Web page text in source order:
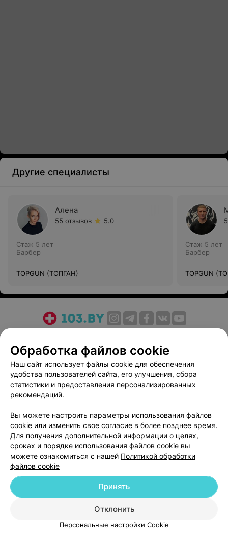
Другие специалисты
Алена
55 отзывов 5.0
Стаж 5 лет
Барбер
TOPGUN (ТОПГАН)
Стаж 5 лет
Барбер
TOPGUN
Медицинский маркетинг
Публичный договор
Пользовательское соглашение
Способы оплаты
Вакансии
Партнеры
Написать руководителю 103.by
Персональные настройки cookie
Обработка персональных данных
Обработка файлов cookie
Наш сайт использует файлы cookie для обеспечения
удобства пользователей сайта, его улучшения, сбора
статистики и предоставления персонализированных
рекомендаций.
Вы можете настроить параметры использования файлов
cookie или изменить свое согласие в более позднее время.
Для получения дополнительной информации о целях,
сроках и порядке использования файлов cookie вы
можете ознакомиться с нашей Политикой обработки
файлов cookie
Отклонить
Принять
Персональные настройки Cookie